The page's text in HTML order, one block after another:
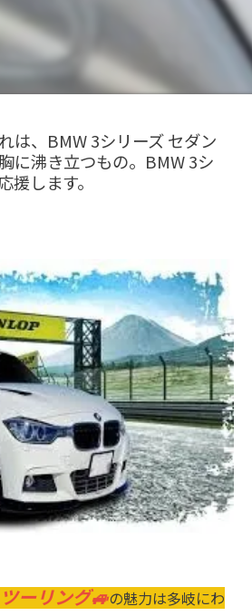
は、BMW 3シリーズ セダン
に沸き立つもの。BMW 3シ
援します。
ーリング🚙の魅力は多岐にわ